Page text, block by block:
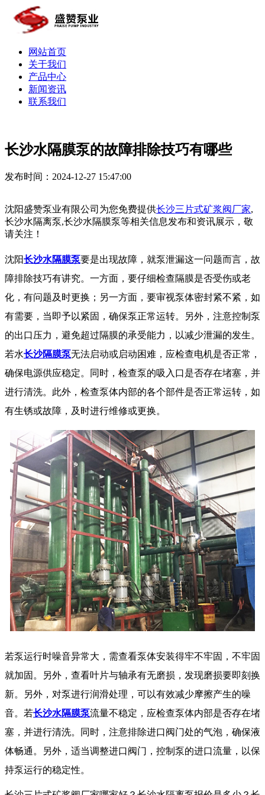
网站首页
关于我们
产品中心
新闻资讯
联系我们
长沙水隔膜泵的故障排除技巧有哪些
发布时间：2024-12-27 15:47:00
沈阳盛赞泵业有限公司为您免费提供长沙三片式矿浆阀厂家,
长沙水隔离泵,长沙水隔膜泵等相关信息发布和资讯展示，敬
请关注！
沈阳长沙水隔膜泵要是出现故障，就泵泄漏这一问题而言，故
障排除技巧有讲究。一方面，要仔细检查隔膜是否受伤或老
化，有问题及时更换；另一方面，要审视泵体密封紧不紧，如
有需要，当即予以紧固，确保泵正常运转。另外，注意控制泵
的出口压力，避免超过隔膜的承受能力，以减少泄漏的发生。
若水长沙隔膜泵无法启动或启动困难，应检查电机是否正常，
确保电源供应稳定。同时，检查泵的吸入口是否存在堵塞，并
进行清洗。此外，检查泵体内部的各个部件是否正常运转，如
有生锈或故障，及时进行维修或更换。
若泵运行时噪音异常大，需查看泵体安装得牢不牢固，不牢固
就加固。另外，查看叶片与轴承有无磨损，发现磨损要即刻换
新。另外，对泵进行润滑处理，可以有效减少摩擦产生的噪
音。若长沙水隔膜泵流量不稳定，应检查泵体内部是否存在堵
塞，并进行清洗。同时，注意排除进口阀门处的气泡，确保液
体畅通。另外，适当调整进口阀门，控制泵的进口流量，以保
持泵运行的稳定性。